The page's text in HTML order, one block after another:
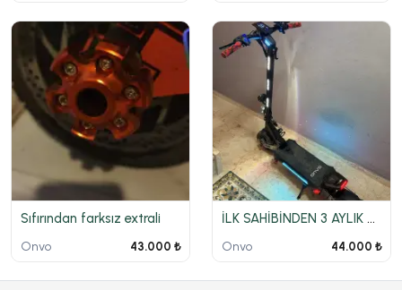
Sıfırından farksız extrali
Onvo 43.000 ₺
İLK SAHİBİNDEN 3 AYLIK RX-04 GARANTİLİ FATURALI
Onvo 44.000 ₺